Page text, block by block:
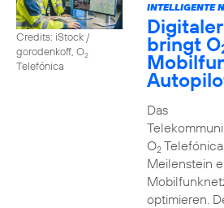
Credits: iStock /
gorodenkoff, O2
Telefónica
INTELLIGENTE
bringt O
Das
O2
Meilenstein
optimieren.